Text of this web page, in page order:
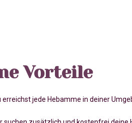
Vorteile
erreichst jede Hebamme in deiner